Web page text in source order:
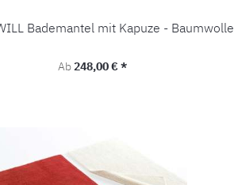
Bademantel mit Kapuze - Baumwolle
Regulärer Preis:
Ab248,00 € *